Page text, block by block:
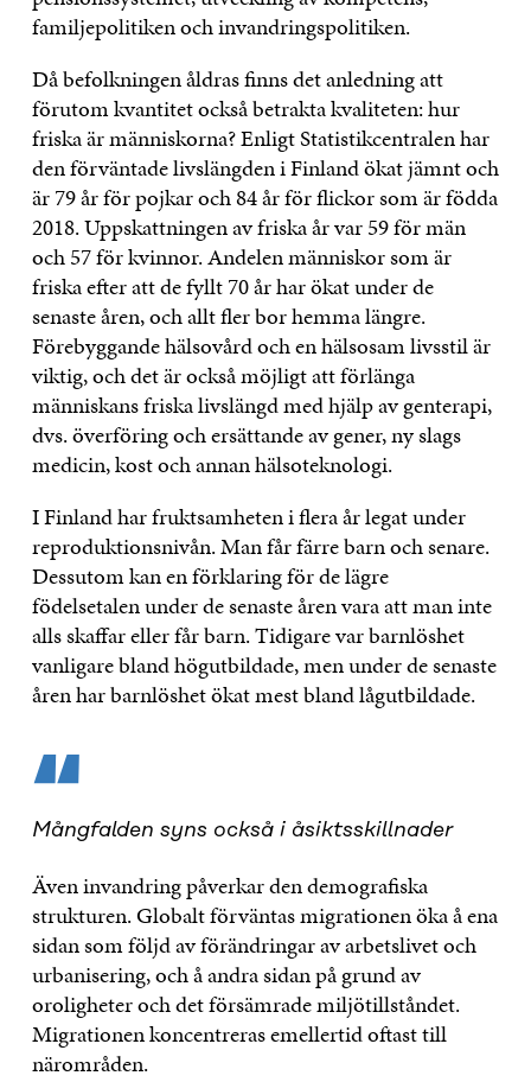
familjepolitiken och invandringspolitiken.
Då befolkningen åldras finns det anledning att
förutom kvantitet också betrakta kvaliteten: hur
friska är människorna? Enligt Statistikcentralen har
den förväntade livslängden i Finland ökat jämnt och
är 79 år för pojkar och 84 år för flickor som är födda
2018. Uppskattningen av friska år var 59 för män
och 57 för kvinnor. Andelen människor som är
friska efter att de fyllt 70 år har ökat under de
senaste åren, och allt fler bor hemma längre.
Förebyggande hälsovård och en hälsosam livsstil är
viktig, och det är också möjligt att förlänga
människans friska livslängd med hjälp av genterapi,
dvs. överföring och ersättande av gener, ny slags
medicin, kost och annan hälsoteknologi.
I Finland har fruktsamheten i flera år legat under
reproduktionsnivån. Man får färre barn och senare.
Dessutom kan en förklaring för de lägre
födelsetalen under de senaste åren vara att man inte
alls skaffar eller får barn. Tidigare var barnlöshet
vanligare bland högutbildade, men under de senaste
åren har barnlöshet ökat mest bland lågutbildade.
“
Mångfalden syns också i åsiktsskillnader
Även invandring påverkar den demografiska
strukturen. Globalt förväntas migrationen öka å ena
sidan som följd av förändringar av arbetslivet och
urbanisering, och å andra sidan på grund av
oroligheter och det försämrade miljötillståndet.
Migrationen koncentreras emellertid oftast till
närområden.